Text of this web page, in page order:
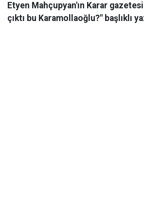
Etyen Mahçupyan'ın Karar
çıktı bu Karamollaoğlu?" başlıklı